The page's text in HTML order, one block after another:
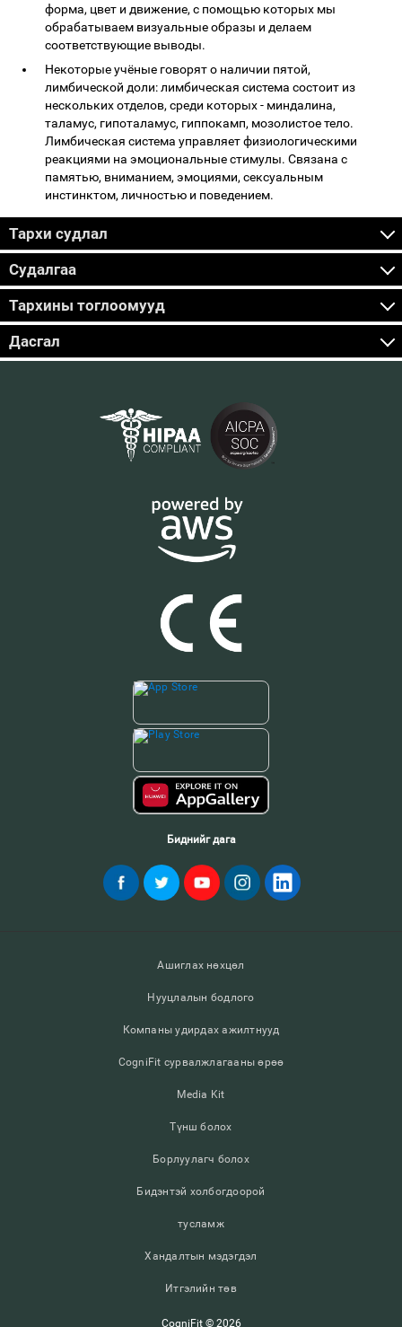
форма, цвет и движение, с помощью которых мы
обрабатываем визуальные образы и делаем
соответствующие выводы.
Некоторые учёные говорят о наличии пятой,
лимбической доли: лимбическая система состоит из
нескольких отделов, среди которых - миндалина,
таламус, гипоталамус, гиппокамп, мозолистое тело.
Лимбическая система управляет физиологическими
реакциями на эмоциональные стимулы. Связана с
памятью, вниманием, эмоциями, сексуальным
инстинктом, личностью и поведением.
Тархи судлал
Судалгаа
Тархины тоглоомууд
Дасгал
Биднийг дага
Ашиглах нөхцөл
Нууцлалын бодлого
Компаны удирдах ажилтнууд
CogniFit сурвалжлагааны өрөө
Media Kit
Түнш болох
Борлуулагч болох
Бидэнтэй холбогдоорой
тусламж
Хандалтын мэдэгдэл
Итгэлийн төв
CogniFit © 2026